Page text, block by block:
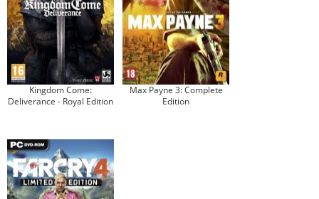
Kingdom Come:
Deliverance - Royal Edition
Max Payne 3: Complete
Edition